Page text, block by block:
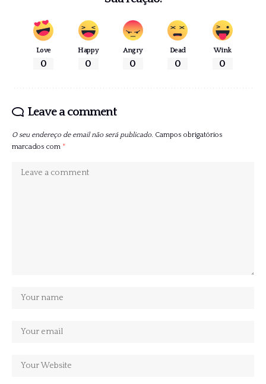
Love
0
Happy
0
Angry
0
Dead
0
Wink
0
Leave a comment
O seu endereço de email não será publicado. Campos obrigatórios
marcados com *